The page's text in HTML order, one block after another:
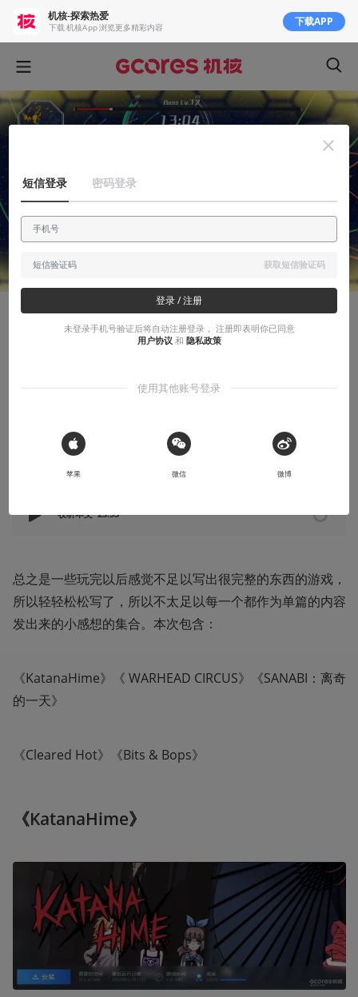
邪恶去死！去死！（不是）
本文系用户投稿，不代表机核网观点
收听本文 23:53
总之是一些玩完以后感觉不足以写出很完整的东西的游戏，
所以轻轻松松写了，所以不太足以每一个都作为单篇的内容
发出来的小感想的集合。本次包含：
《KatanaHime》《 WARHEAD CIRCUS》《SANABI：离奇
的一天》
《Cleared Hot》《Bits & Bops》
《KatanaHime》
机核-探索热爱
下载 机核App 浏览更多精彩内容 下载APP
短信登录 密码登录
获取短信验证码
登录 / 注册
未登录手机号验证后将自动注册登录， 注册即表明你已同意
用户协议 和 隐私政策
使用其他账号登录
 Sign in with Apple
苹果 微信 微博